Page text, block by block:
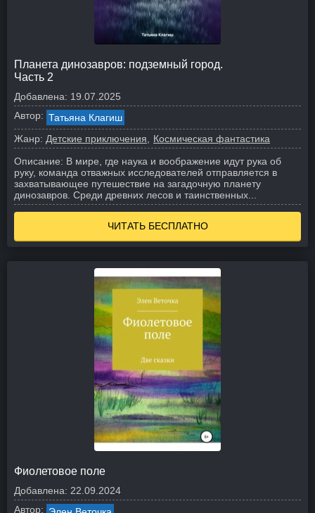
Планета динозавров: подземный город.
Часть 2
Добавлена: 19.07.2025
Автор: Татьяна Клагиш
Жанр: Детские приключения
Космическая фантастика
Описание: В мире, где наука и воображение идут рука об
руку, команда отважных исследователей отправляется в
захватывающее путешествие на загадочную планету
динозавров. Среди древних лесов и таинственных...
ЧИТАТЬ БЕСПЛАТНО
Фиолетовое поле
Добавлена: 22.09.2024
Автор: